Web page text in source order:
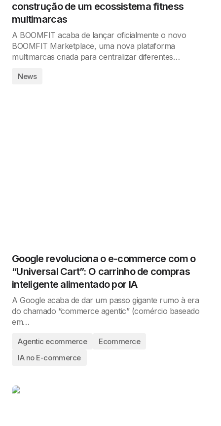
construção de um ecossistema fitness
multimarcas
A BOOMFIT acaba de lançar oficialmente o novo
BOOMFIT Marketplace, uma nova plataforma
multimarcas criada para centralizar diferentes…
News
Google revoluciona o e-commerce com o
“Universal Cart”: O carrinho de compras
inteligente alimentado por IA
A Google acaba de dar um passo gigante rumo à era
do chamado “commerce agentic” (comércio baseado
em…
Agentic ecommerce
Ecommerce
IA no E-commerce